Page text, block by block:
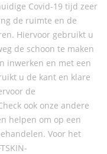
Covid-19 tijd zeer
de ruimte en de
Hiervoor gebruikt u
de schoon te maken
inwerken en met een
u de kant en klare
de
ook onze andere
helpen om op een
Voor het